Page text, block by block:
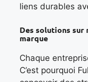
liens durables
Des solutions
marque
Chaque
C’est pourquoi